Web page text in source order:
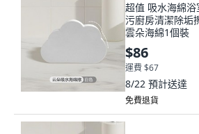
超值 吸水海綿
污廚房清潔除垢
雲朵海綿1個裝
$86
運費 $67
8/22 預計送達
免費退貨